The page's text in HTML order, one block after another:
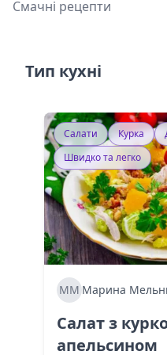
Смачні рецепти
Тип кухні
Салати Курка
Швидко та легко
ММ Марина
Салат з
апельсином